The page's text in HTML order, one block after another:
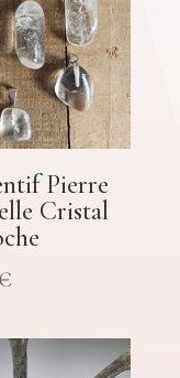
Pierre
Cristal